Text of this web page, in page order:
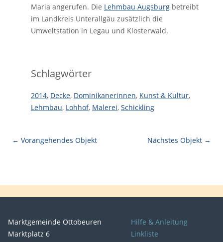
Maria angerufen. Die Lehmbau Augsburg betreibt
im Landkreis Unterallgäu zusätzlich die
Umweltstation in Legau und Klosterwald.
Schlagwörter
2014, Decke, Dominikanerinnen, Kunst & Kultur,
Lehmbau, Lohhof, Malerei, Schickling
← Vorangehendes Objekt Nächstes Objekt →
Marktgemeinde Ottobeuren
Marktplatz 6
Hilfe & Anleitung
Linkliste